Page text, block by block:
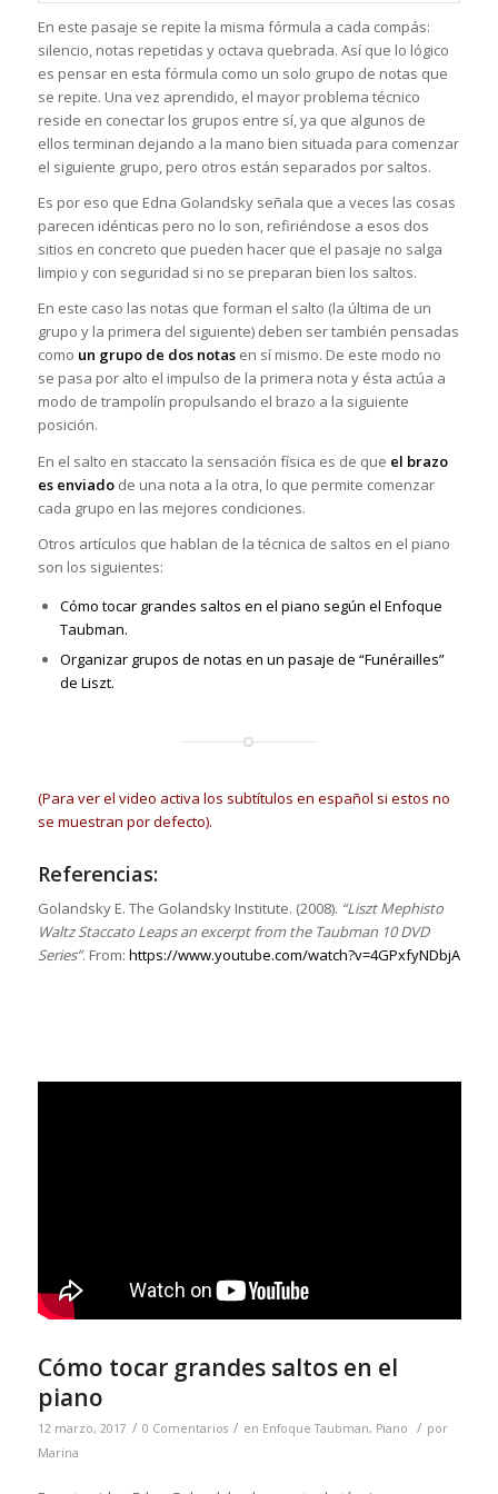
En este pasaje se repite la misma fórmula a cada compás:
silencio, notas repetidas y octava quebrada. Así que lo lógico
es pensar en esta fórmula como un solo grupo de notas que
se repite. Una vez aprendido, el mayor problema técnico
reside en conectar los grupos entre sí, ya que algunos de
ellos terminan dejando a la mano bien situada para comenzar
el siguiente grupo, pero otros están separados por saltos.
Es por eso que Edna Golandsky señala que a veces las cosas
parecen idénticas pero no lo son, refiriéndose a esos dos
sitios en concreto que pueden hacer que el pasaje no salga
limpio y con seguridad si no se preparan bien los saltos.
En este caso las notas que forman el salto (la última de un
grupo y la primera del siguiente) deben ser también pensadas
como un grupo de dos notasen sí mismo. De este modo no
se pasa por alto el impulso de la primera nota y ésta actúa a
modo de trampolín propulsando el brazo a la siguiente
posición.
En el salto en staccato la sensación física es de que el brazo
es enviadode una nota a la otra, lo que permite comenzar
cada grupo en las mejores condiciones.
Otros artículos que hablan de la técnica de saltos en el piano
son los siguientes:
Cómo tocar grandes saltos en el piano según el Enfoque
Taubman.
Organizar grupos de notas en un pasaje de “Funérailles”
de Liszt.
(Para ver el video activa los subtítulos en español si estos no
se muestran por defecto).
Referencias:
Golandsky E. The Golandsky Institute. (2008). “Liszt Mephisto
Waltz Staccato Leaps an excerpt from the Taubman 10 DVD
Series”. From: https://www.youtube.com/watch?v=4GPxfyNDbjA
Cómo tocar grandes saltos en el
piano
12 marzo, 2017 / 0 Comentarios / en Enfoque Taubman, Piano / por
Marina